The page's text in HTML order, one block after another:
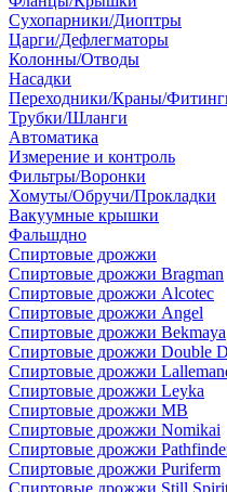
Сухопарники/Диоптры
Царги/Дефлегматоры
Колонны/Отводы
Насадки
Переходники/Краны/
Трубки/Шланги
Автоматика
Измерение и контроль
Фильтры/Воронки
Хомуты/Обручи/Прокладки
Вакуумные крышки
Фальшдно
Спиртовые дрожжи
Спиртовые дрожжи Bragman
Спиртовые дрожжи Alcotec
Спиртовые дрожжи Angel
Спиртовые дрожжи Bekmaya
Спиртовые дрожжи Double
Спиртовые дрожжи
Спиртовые дрожжи Leyka
Спиртовые дрожжи MB
Спиртовые дрожжи Nomikai
Спиртовые дрожжи
Спиртовые дрожжи Puriferm
Спиртовые дрожжи Still